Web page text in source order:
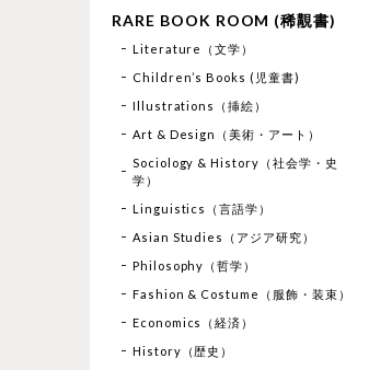
RARE BOOK ROOM (稀覯書)
Literature（文学）
Children’s Books (児童書)
Illustrations（挿絵）
Art & Design（美術・アート）
Sociology & History（社会学・史
学）
Linguistics（言語学）
Asian Studies（アジア研究）
Philosophy（哲学）
Fashion & Costume（服飾・装束）
Economics（経済）
History（歴史）